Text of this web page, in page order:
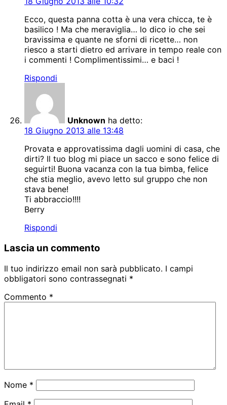
Ecco, questa panna cotta è una vera chicca, te è
basilico ! Ma che meraviglia… lo dico io che sei
bravissima e quante ne sforni di ricette… non
riesco a starti dietro ed arrivare in tempo reale con
i commenti ! Complimentissimi… e baci !
Rispondi
Unknown ha detto:
18 Giugno 2013 alle 13:48
Provata e approvatissima dagli uomini di casa, che
dirti? Il tuo blog mi piace un sacco e sono felice di
seguirti! Buona vacanza con la tua bimba, felice
che stia meglio, avevo letto sul gruppo che non
stava bene!
Ti abbraccio!!!!
Berry
Rispondi
Lascia un commento
Il tuo indirizzo email non sarà pubblicato. I campi
obbligatori sono contrassegnati *
Commento *
Nome *